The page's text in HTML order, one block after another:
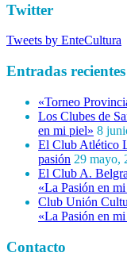
Twitter
Tweets by EnteCultura
Entradas recientes
«Torneo
Los Clubes de
en mi piel» 8
El Club Atlético
pasión 29 mayo,
El Club A.
«La Pasión en
Club Unión
«La Pasión en
Contacto